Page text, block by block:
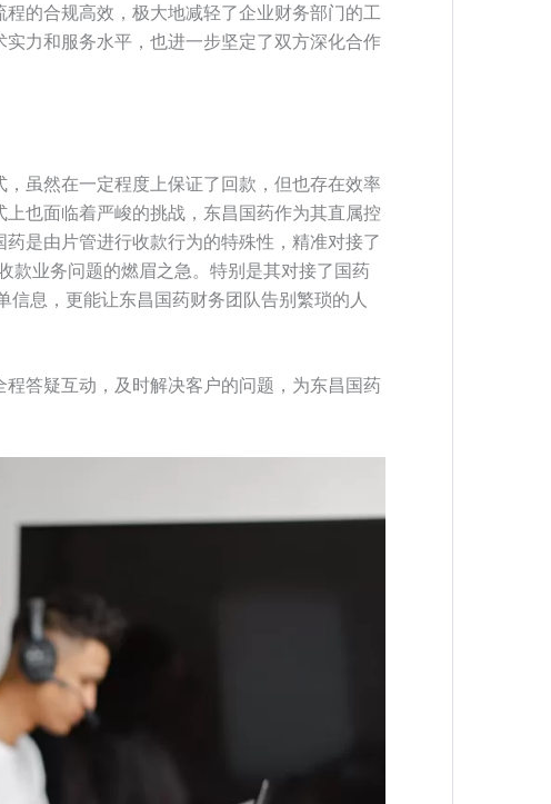
的合规高效，极大地减轻了企业财务部门的工
力和服务水平，也进一步坚定了双方深化合作
虽然在一定程度上保证了回款，但也存在效率
也面临着严峻的挑战，东昌国药作为其直属控
是由片管进行收款行为的特殊性，精准对接了
款业务问题的燃眉之急。特别是其对接了国药
息，更能让东昌国药财务团队告别繁琐的人
答疑互动，及时解决客户的问题，为东昌国药